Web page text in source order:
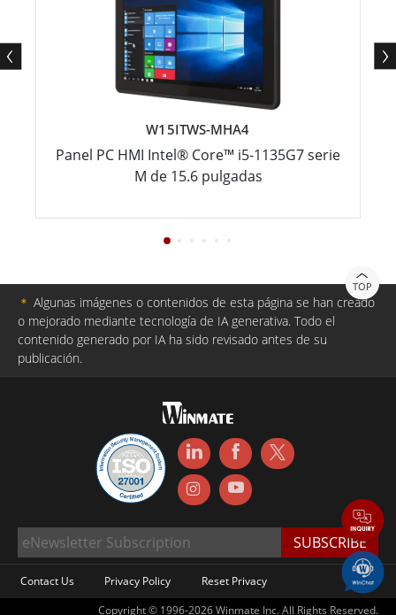
W15ITWS-MHA4
Panel PC HMI Intel® Core™ i5-1135G7 serie
M de 15.6 pulgadas
TOP
＊ Algunas imágenes o contenidos de esta página se han creado
o mejorado mediante tecnología de IA generativa. Todo el
contenido generado por IA ha sido revisado antes de su
publicación.
Contact Us Privacy Policy
Reset Privacy
Copyright © 1996-2026 Winmate Inc. All Rights Reserved.